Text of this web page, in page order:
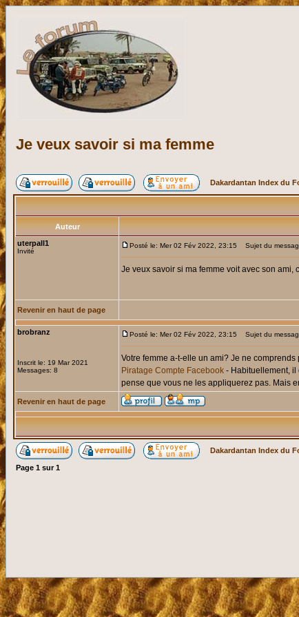
Je veux savoir si ma femme
Dakardantan Index du
Auteur
uterpall1
Invité
Posté le: Mer 02 Fév 2022, 23:15 Sujet du
Je veux savoir si ma femme voit avec son ami,
Revenir en haut de page
brobranz
Inscrit le: 19 Mar 2021
Messages: 8
Posté le: Mer 02 Fév 2022, 23:15 Sujet du
Votre femme a-t-elle un ami? Je ne
Piratage Compte Facebook - Habituellement, il
pense que vous ne les appliquerez pas. Mais
Revenir en haut de page
Dakardantan Index du
Page 1 sur1